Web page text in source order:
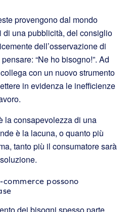
provengono dal mondo
di una pubblicità, del consiglio
dell’osservazione di
“Ne ho bisogno!”. Ad
con un nuovo strumento
in evidenza le inefficienze
la consapevolezza di una
è la lacuna, o quanto più
tanto più il consumatore sarà
commerce possono